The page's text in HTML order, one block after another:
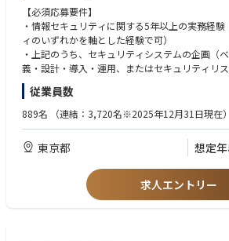
〈プロジェクト対応（IT/OT）〉：国内外の石油
クトにおけるIT/OTセキュリティの企画・導入
〈OTセキュリティ〉：操業・生産環境（SCADA
評価を行い、OTネットワークおよびIT/OT境界
担う。
ュリティ要件を整理し、安全な利活用を推進する
〈監視・インシデント対応〉：セキュリティ監
（検知・分析・初動対応・封じ込め・復旧・再
〈規格・リスク評価〉：NIST CSFやIEC 62443
〈システム・施策実装〉：全社セキュリティ戦
企画・導入・運用および継続的改善を行う。
【必須応募要件】
・情報セキュリティに関する5年以上の実務経
ィのいずれかを軸とした経験で可）
・上記のうち、セキュリティシステムの企画（
義・設計・導入・運用、またはセキュリティリ
れかに関する3年以上の実務経験
【望ましい経験・資格等】
・ITセキュリティ（ネットワーク／エンドポイン
OC・インシデント対応等）に関する実務経験
ィ（プラント・生産設備等の制御システム保護
する実務経験 ・重要インフラ（ガス・石油・電
造業におけるセキュリティ実務経験 ・生成AI・
従業員数
889名 （連結：3,720名※2025年12月31日現在）
東京都 想定
求人エントリー